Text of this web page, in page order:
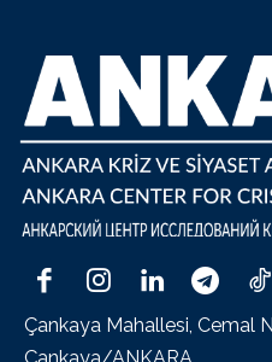
Çankaya Mahallesi, Cemal